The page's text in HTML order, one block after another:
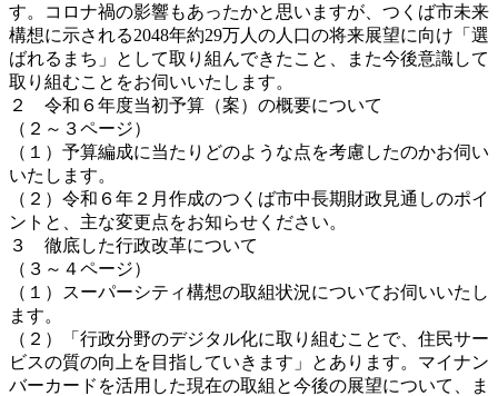
す。コロナ禍の影響もあったかと思いますが、つくば市未来
構想に示される2048年約29万人の人口の将来展望に向け「選
ばれるまち」として取り組んできたこと、また今後意識して
取り組むことをお伺いいたします。
２ 令和６年度当初予算（案）の概要について
（２～３ページ）
（１）予算編成に当たりどのような点を考慮したのかお伺い
いたします。
（２）令和６年２月作成のつくば市中長期財政見通しのポイ
ントと、主な変更点をお知らせください。
３ 徹底した行政改革について
（３～４ページ）
（１）スーパーシティ構想の取組状況についてお伺いいたし
ます。
（２）「行政分野のデジタル化に取り組むことで、住民サー
ビスの質の向上を目指していきます」とあります。マイナン
バーカードを活用した現在の取組と今後の展望について、ま